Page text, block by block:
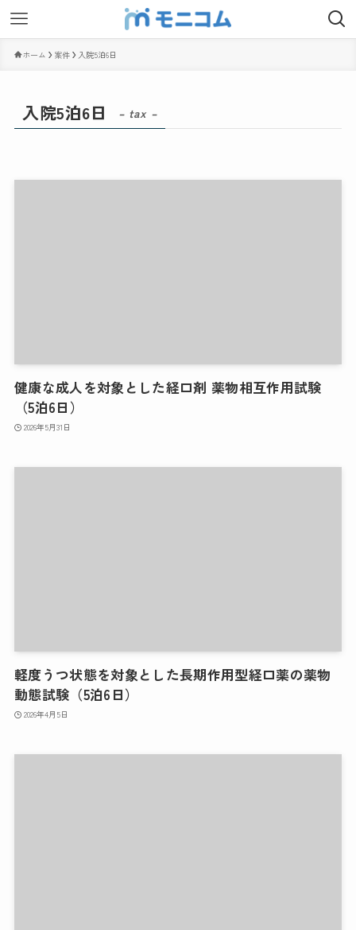
ホーム 案件 入院5泊6日
入院5泊6日 – tax –
健康な成人を対象とした経口剤 薬物相互作用試験
（5泊6日）
2026年5月31日
軽度うつ状態を対象とした長期作用型経口薬の薬物
動態試験（5泊6日）
2026年4月5日